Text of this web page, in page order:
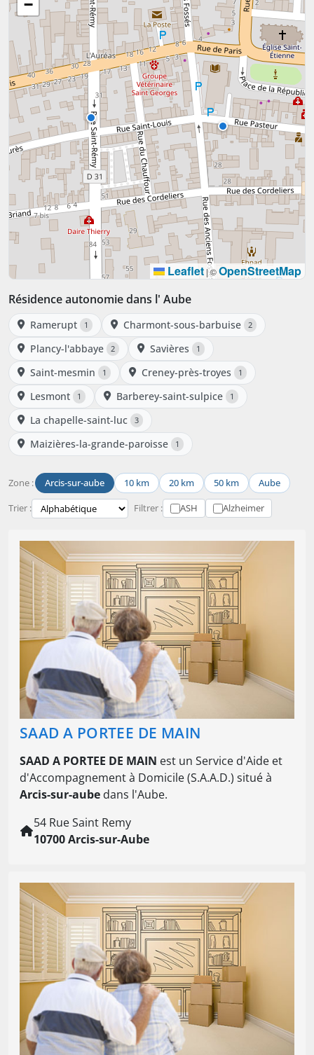
−
Leaflet |©OpenStreetMap
Résidence autonomie dans l' Aube
Ramerupt 1 Charmont-sous-barbuise 2
Plancy-l'abbaye 2 Savières 1
Saint-mesmin 1 Creney-près-troyes 1
Lesmont 1 Barberey-saint-sulpice 1
La chapelle-saint-luc 3
Maizières-la-grande-paroisse 1
Zone : Arcis-sur-aube 10 km 20 km 50 km Aube
Trier : Filtrer : ASH Alzheimer
SAAD A PORTEE DE MAIN
SAAD A PORTEE DE MAIN est un Service d'Aide et
d'Accompagnement à Domicile (S.A.A.D.) situé à
Arcis-sur-aube dans l'Aube.
54 Rue Saint Remy
10700 Arcis-sur-Aube